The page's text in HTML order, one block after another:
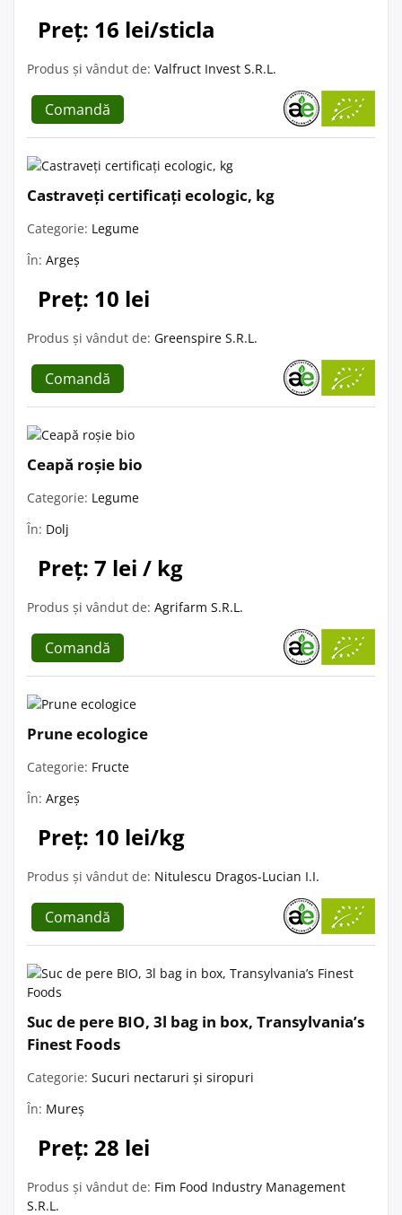
Preț: 16 lei/sticla
Produs și vândut de: Valfruct Invest S.R.L.
Comandă
Castraveți certificați ecologic, kg
Categorie: Legume
În: Argeș
Preț: 10 lei
Produs și vândut de: Greenspire S.R.L.
Comandă
Ceapă roșie bio
Categorie: Legume
În: Dolj
Preț: 7 lei / kg
Produs și vândut de: Agrifarm S.R.L.
Comandă
Prune ecologice
Categorie: Fructe
În: Argeș
Preț: 10 lei/kg
Produs și vândut de: Nitulescu Dragos-Lucian I.I.
Comandă
Suc de pere BIO, 3l bag in box, Transylvania’s
Finest Foods
Categorie: Sucuri nectaruri și siropuri
În: Mureș
Preț: 28 lei
Produs și vândut de: Fim Food Industry Management
S.R.L.